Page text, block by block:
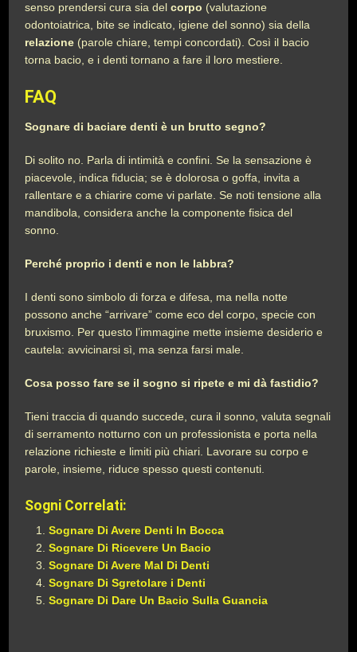
senso prendersi cura sia delcorpo (valutazione
odontoiatrica, bite se indicato, igiene del sonno) sia della
relazione (parole chiare, tempi concordati). Così il bacio
torna bacio, e i denti tornano a fare il loro mestiere.
FAQ
Sognare di baciare denti è un brutto segno?
Di solito no. Parla di intimità e confini. Se la sensazione è
piacevole, indica fiducia; se è dolorosa o goffa, invita a
rallentare e a chiarire come vi parlate. Se noti tensione alla
mandibola, considera anche la componente fisica del
sonno.
Perché proprio i denti e non le labbra?
I denti sono simbolo di forza e difesa, ma nella notte
possono anche “arrivare” come eco del corpo, specie con
bruxismo. Per questo l’immagine mette insieme desiderio e
cautela: avvicinarsi sì, ma senza farsi male.
Cosa posso fare se il sogno si ripete e mi dà fastidio?
Tieni traccia di quando succede, cura il sonno, valuta segnali
di serramento notturno con un professionista e porta nella
relazione richieste e limiti più chiari. Lavorare su corpo e
parole, insieme, riduce spesso questi contenuti.
Sogni Correlati:
Sognare Di Avere Denti In Bocca
Sognare Di Ricevere Un Bacio
Sognare Di Avere Mal Di Denti
Sognare Di Sgretolare i Denti
Sognare Di Dare Un Bacio Sulla Guancia